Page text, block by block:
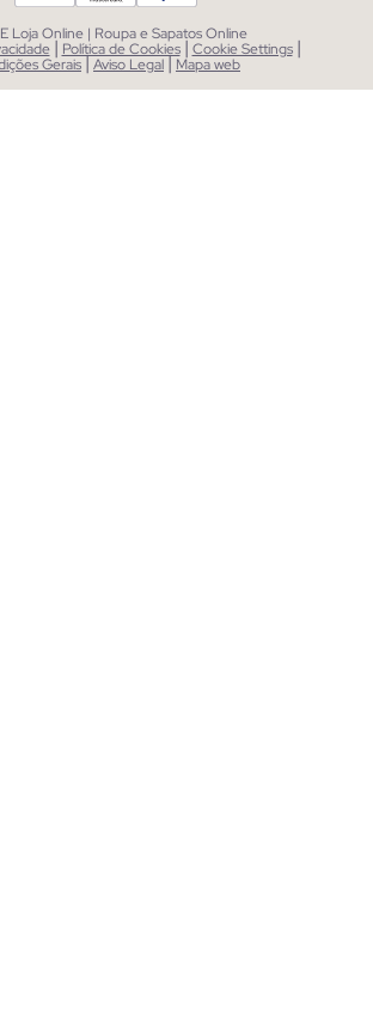
Loja Online | Roupa e Sapatos Online
| Política de Cookies | Cookie Settings |
Gerais|Aviso Legal| Mapa web